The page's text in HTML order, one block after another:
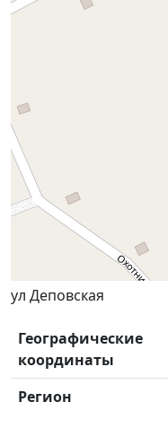
ул Деповская
Географические
координаты
Регион